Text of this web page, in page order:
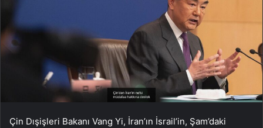
Çin Dışişleri Bakanı Vang Yi, İran’ın İsrail’in, Şam’daki